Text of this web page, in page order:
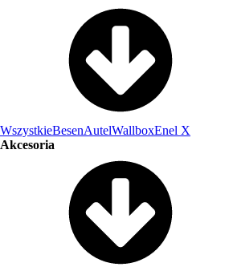
WszystkieBesenAutelWallboxEnel X
Akcesoria